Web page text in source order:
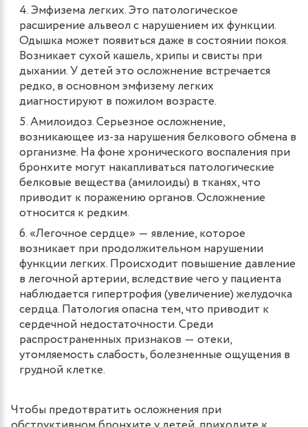
Эмфизема легких. Это патологическое
расширение альвеол с нарушением их функции.
Одышка может появиться даже в состоянии покоя.
Возникает сухой кашель, хрипы и свисты при
дыхании. У детей это осложнение встречается
редко, в основном эмфизему легких
диагностируют в пожилом возрасте.
Амилоидоз. Серьезное осложнение,
возникающее из-за нарушения белкового обмена в
организме. На фоне хронического воспаления при
бронхите могут накапливаться патологические
белковые вещества (амилоиды) в тканях, что
приводит к поражению органов. Осложнение
относится к редким.
«Легочное сердце» ― явление, которое
возникает при продолжительном нарушении
функции легких. Происходит повышение давление
в легочной артерии, вследствие чего у пациента
наблюдается гипертрофия (увеличение) желудочка
сердца. Патология опасна тем, что приводит к
сердечной недостаточности. Среди
распространенных признаков ― отеки,
утомляемость слабость, болезненные ощущения в
грудной клетке.
Чтобы предотвратить осложнения при